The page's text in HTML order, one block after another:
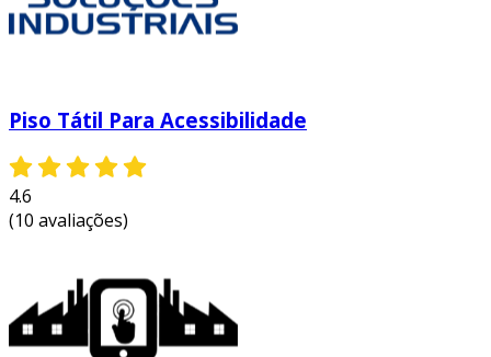
Piso Tátil Para Acessibilidade
4.6
(10 avaliações)